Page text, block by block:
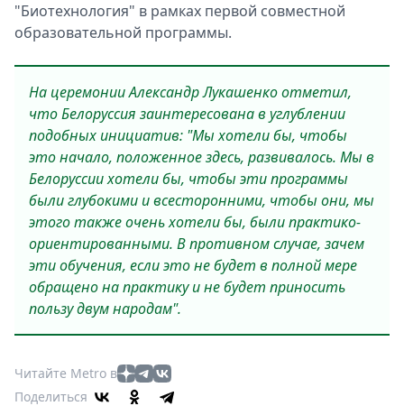
"Биотехнология" в рамках первой совместной
образовательной программы.
На церемонии Александр Лукашенко отметил,
что Белоруссия заинтересована в углублении
подобных инициатив: "Мы хотели бы, чтобы
это начало, положенное здесь, развивалось. Мы в
Белоруссии хотели бы, чтобы эти программы
были глубокими и всесторонними, чтобы они, мы
этого также очень хотели бы, были практико-
ориентированными. В противном случае, зачем
эти обучения, если это не будет в полной мере
обращено на практику и не будет приносить
пользу двум народам".
Читайте Metro в
Поделиться